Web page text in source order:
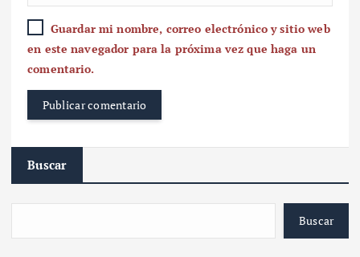
Guardar mi nombre, correo electrónico y sitio web
en este navegador para la próxima vez que haga un
comentario.
Buscar
Buscar